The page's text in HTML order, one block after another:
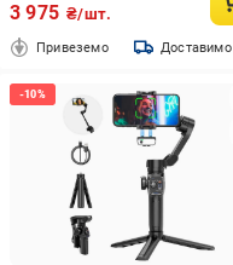
3 975 ₴/шт.
Привеземо Доставимо